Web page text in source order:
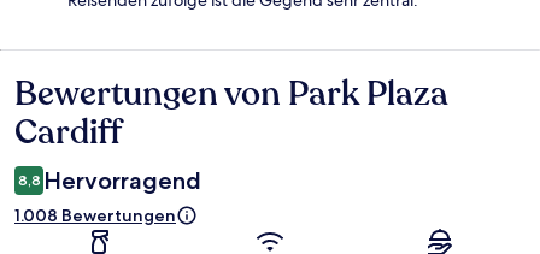
Bewertungen
Bewertungen von Park Plaza
Cardiff
8,8 Hervorragend
1.008 Bewertungen